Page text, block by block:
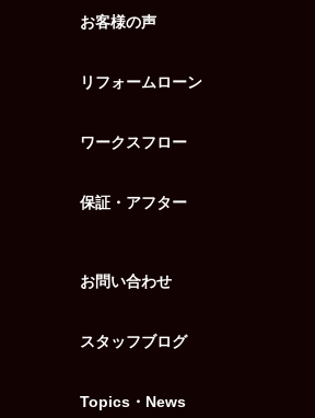
お客様の声
リフォームローン
ワークスフロー
保証・アフター
お問い合わせ
スタッフブログ
Topics・News